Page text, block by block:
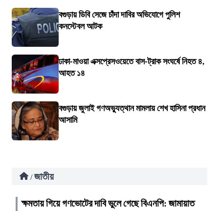
বগুড়ায় ডিবি সেজে চাঁদা দাবির অভিযোগে পুলিশ
কনস্টেবল আটক
ঢাকা-মাওয়া এক্সপ্রেসওয়েতে বাস-ট্রাক সংঘর্ষে নিহত ৪,
আহত ১৪
বগুড়ায় জুলাই গণঅভ্যুত্থান মামলায় শেখ হাসিনা প্রধান
আসামি
/ জাতীয়
ক্ষমতায় গিয়ে গণভোটের দাবি ভুলে গেছে বিএনপি: জামায়াত